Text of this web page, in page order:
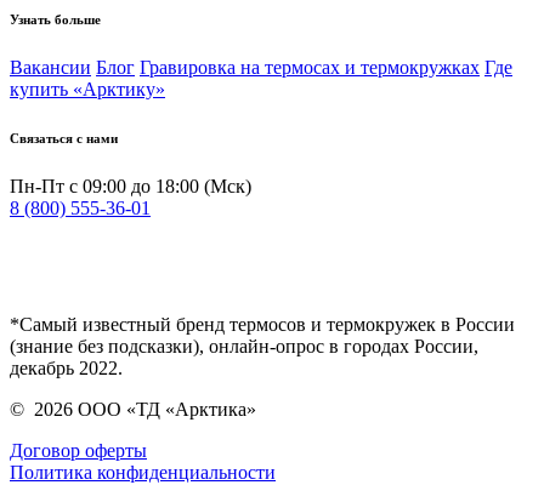
Узнать больше
Вакансии Блог Гравировка на термосах и термокружках Где
купить «Арктику»
Связаться с нами
Пн-Пт с 09:00 до 18:00 (Мск)
8 (800) 555-36-01
*Самый известный бренд термосов и термокружек в России
(знание без подсказки), онлайн-опрос в городах России,
декабрь 2022.
© 2026 ООО «ТД «Арктика»
Договор оферты
Политика конфиденциальности